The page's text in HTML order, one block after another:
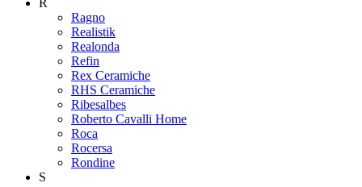
Ragno
Realistik
Realonda
Refin
Rex Ceramiche
RHS Ceramiche
Ribesalbes
Roberto Cavalli Home
Roca
Rocersa
Rondine
S